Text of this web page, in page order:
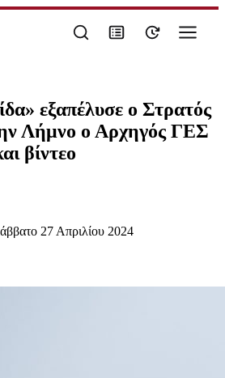
εξαπέλυσε ο Στρατός
Λήμνο ο Αρχηγός ΓΕΣ
βίντεο
27 Απριλίου 2024